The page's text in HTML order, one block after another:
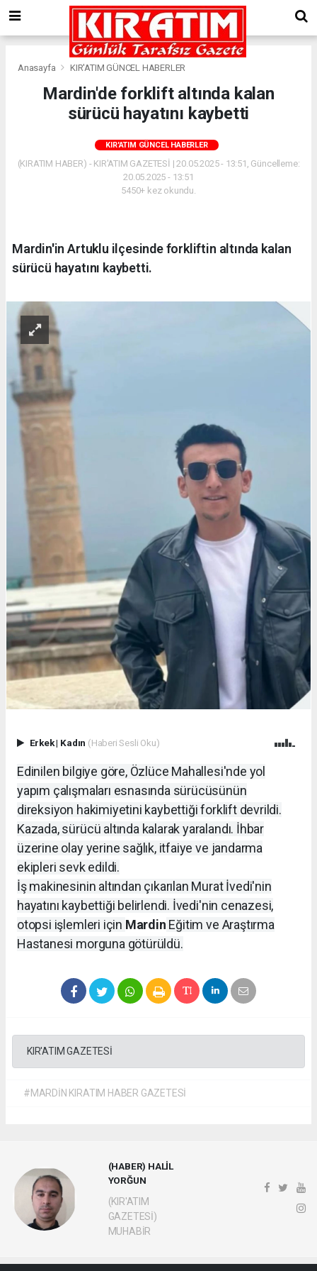
Anasayfa KIR'ATIM GÜNCEL HABERLER
Mardin'de forklift altında kalan
sürücü hayatını kaybetti
KIR'ATIM GÜNCEL HABERLER
(KIRATIM HABER) - KIR'ATIM GAZETESİ | 20.05.2025 - 13:51, Güncelleme:
20.05.2025 - 13:51
5450+ kez okundu.
Mardin'in Artuklu ilçesinde forkliftin altında kalan
sürücü hayatını kaybetti.
Erkek| Kadın (Haberi Sesli Oku)
Edinilen bilgiye göre, Özlüce Mahallesi'nde yol
yapım çalışmaları esnasında sürücüsünün
direksiyon hakimiyetini kaybettiği forklift devrildi.
Kazada, sürücü altında kalarak yaralandı. İhbar
üzerine olay yerine sağlık, itfaiye ve jandarma
ekipleri sevk edildi.
İş makinesinin altından çıkarılan Murat İvedi'nin
hayatını kaybettiği belirlendi. İvedi'nin cenazesi,
otopsi işlemleri için Mardin Eğitim ve Araştırma
Hastanesi morguna götürüldü.
KIR'ATIM GAZETESİ
#MARDİN KIRATIM HABER GAZETESİ
(HABER) HALİL
YORĞUN
(KIR'ATIM
GAZETESİ)
MUHABİR